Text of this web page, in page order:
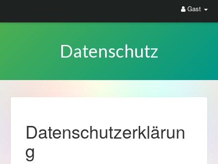
Gast
Datenschutz
Datenschutzerklärun
g